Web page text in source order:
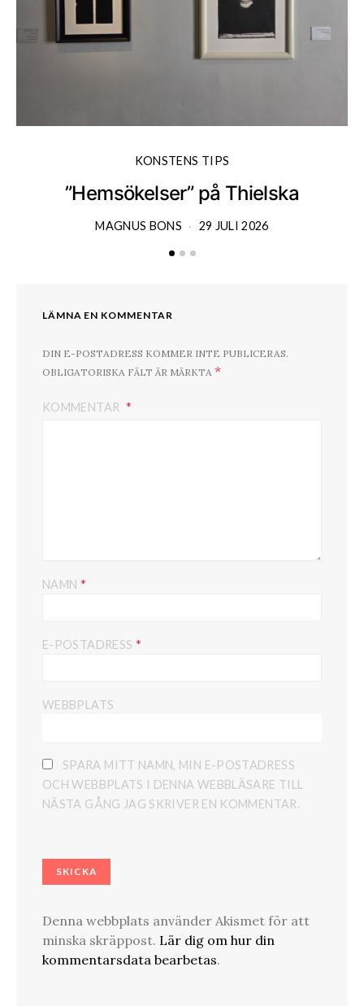
KONSTENS TIPS
”Hemsökelser” på Thielska
MAGNUS BONS 29 JULI 2026
LÄMNA EN KOMMENTAR
DIN E-POSTADRESS KOMMER INTE PUBLICERAS.
OBLIGATORISKA FÄLT ÄR MÄRKTA *
KOMMENTAR
NAMN *
E-POSTADRESS *
WEBBPLATS
SPARA MITT NAMN, MIN E-POSTADRESS
OCH WEBBPLATS I DENNA WEBBLÄSARE TILL
NÄSTA GÅNG JAG SKRIVER EN KOMMENTAR.
Denna webbplats använder Akismet för att
minska skräppost. Lär dig om hur din
kommentarsdata bearbetas.